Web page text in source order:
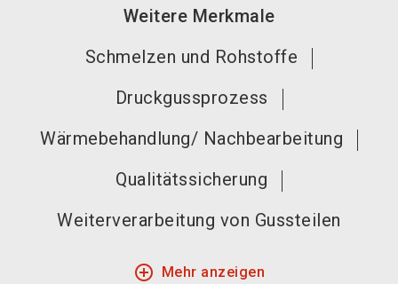
Weitere Merkmale
Schmelzen und Rohstoffe
Druckgussprozess
Wärmebehandlung/ Nachbearbeitung
Qualitätssicherung
Weiterverarbeitung von Gussteilen
add_circle_outline Mehr anzeigen